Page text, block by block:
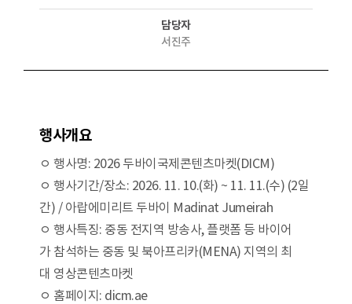
담당자
서진주
행사개요
ㅇ 행사명: 2026 두바이국제콘텐츠마켓(DICM)
ㅇ 행사기간/장소: 2026. 11. 10.(화) ~ 11. 11.(수) (2일
간) / 아랍에미리트 두바이 Madinat Jumeirah
ㅇ 행사특징: 중동 전지역 방송사, 플랫폼 등 바이어
가 참석하는 중동 및 북아프리카(MENA) 지역의 최
대 영상콘텐츠마켓
ㅇ 홈페이지: dicm.ae